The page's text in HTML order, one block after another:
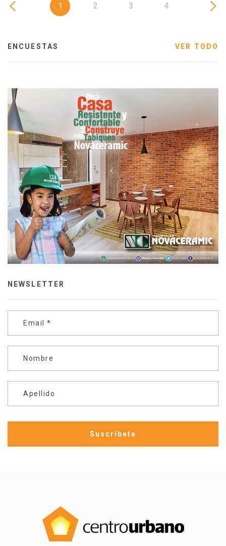
1 2 3 4
ENCUESTAS VER TODO
NEWSLETTER
Email *
Nombre
Apellido